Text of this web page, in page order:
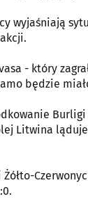
wyjaśniają
- który
będzie
Litwina
Żółto-